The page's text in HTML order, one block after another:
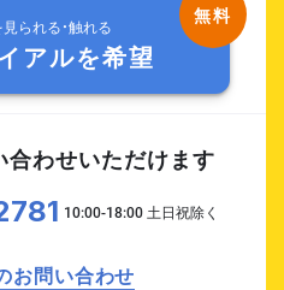
られる・触れる
アルを希望
合わせいただけます
お問い合わせ